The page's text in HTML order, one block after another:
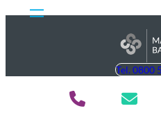
Tel. 0800